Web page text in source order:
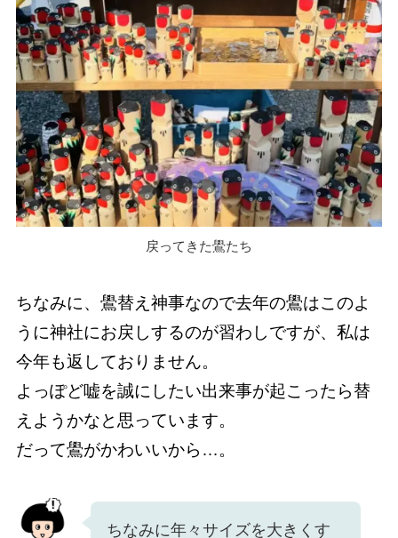
戻ってきた鷽たち
ちなみに、鷽替え神事なので去年の鷽はこのよ
うに神社にお戻しするのが習わしですが、私は
今年も返しておりません。
よっぽど嘘を誠にしたい出来事が起こったら替
えようかなと思っています。
だって鷽がかわいいから…。
ちなみに年々サイズを大きくす